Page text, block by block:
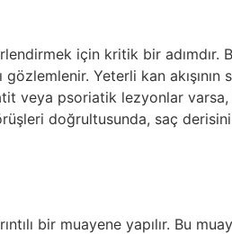
için kritik bir adımdır.
Yeterli kan akışının
veya psoriatik lezyonlar
doğrultusunda, saç
bir muayene yapılır. Bu